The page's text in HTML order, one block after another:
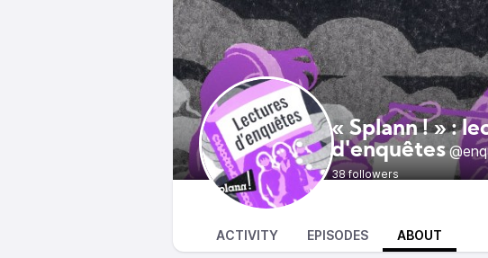
« Splann ! » :
d'enquêtes
38 followers
ACTIVITY EPISODES ABOUT